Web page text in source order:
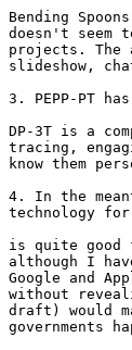
Bending
doesn't seem
projects.
slideshow,
3. PEPP-PT
DP-3T is a
tracing,
know them
4. In the
technology
is quite good
although I
Google and
without
draft) would
governments